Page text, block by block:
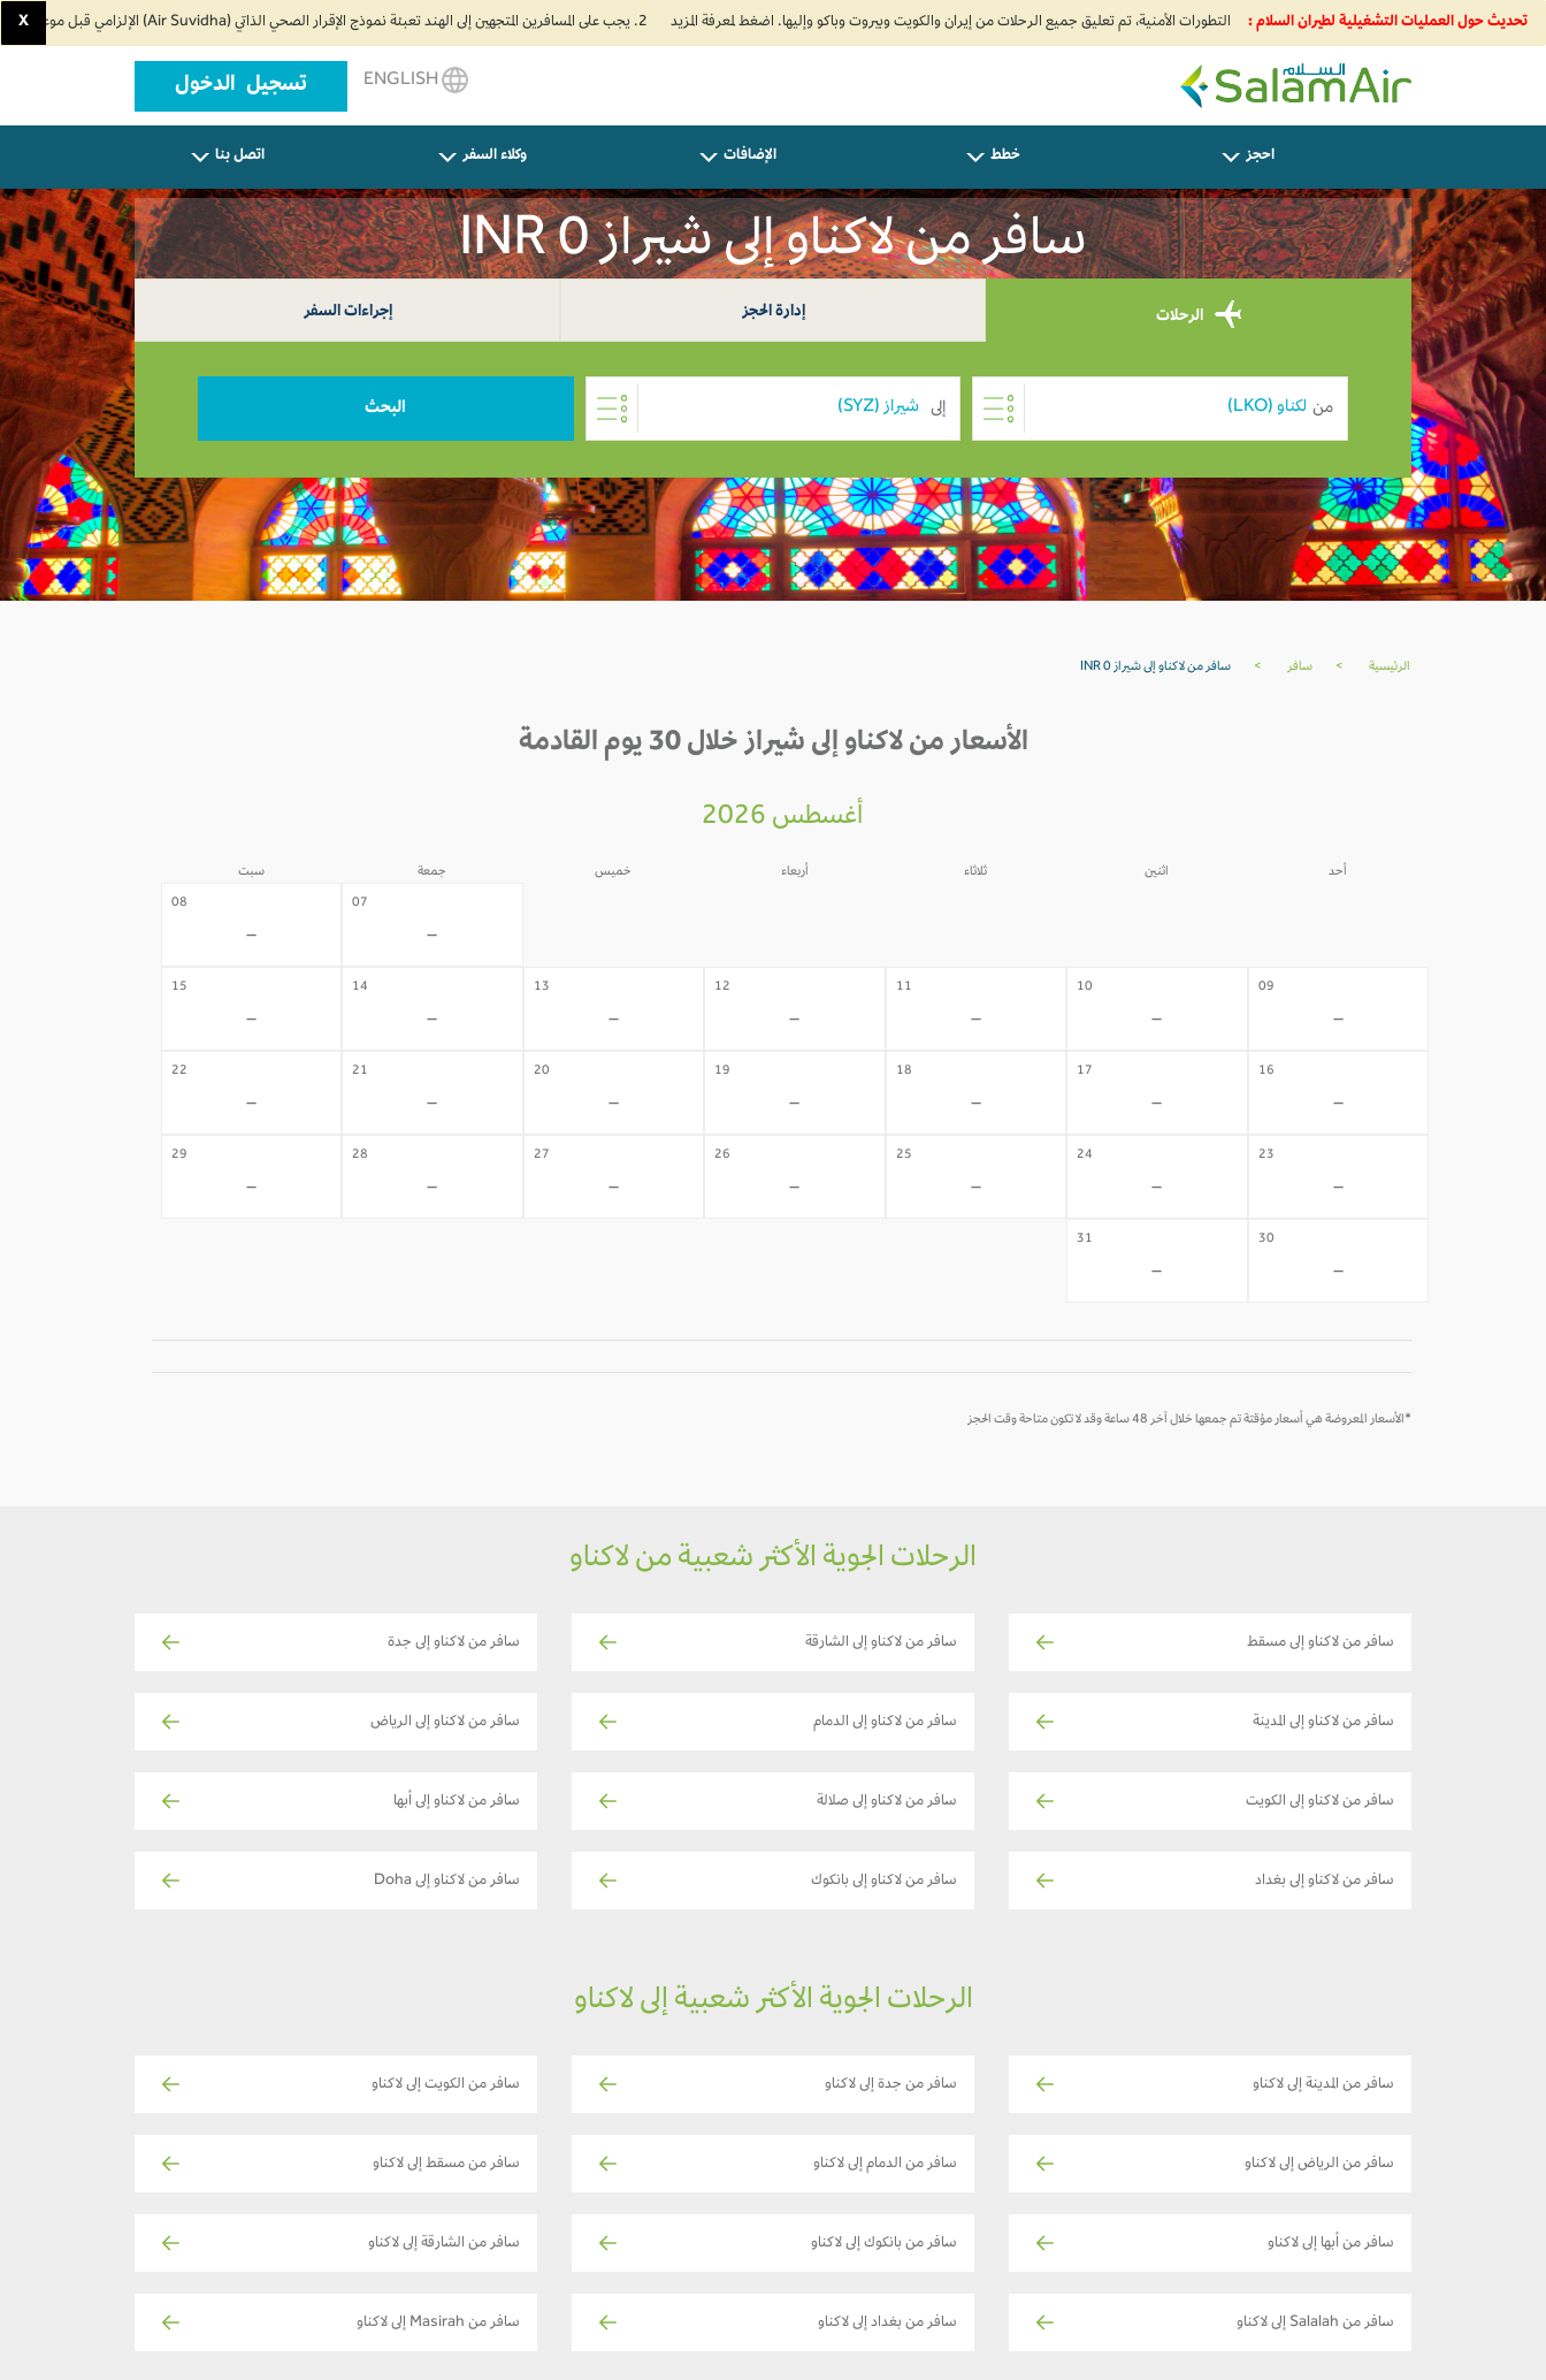
تحديث حول العمليات التشغيلية لطيران السلام : 2. يجب على المسافرين المتجهين إلى الهند تعبئة نموذج الإقرار الصحي الذاتي (Air Suvidha) الإلزامي قبل موعد الوصول بـ 24 ساعة على الأقل. اضغط هنا للدخول إلى بوابة Air Suvidha. X
SalamAir
تسجيل الدخول
احجز خطط الإضافات وكلاء السفر اتصل بنا
سافر من لاكناو إلى شيراز INR 0
الرحلات إدارة الحجز إجراءات السفر
من إلى البحث
الرئيسية > سافر > سافر من لاكناو إلى شيراز INR 0
الأسعار من لاكناو إلى شيراز خلال 30 يوم القادمة
أغسطس 2026
أحد اثنين ثلاثاء أربعاء خميس جمعة سبت
07
-
08
-
09
-
10
-
11
-
12
-
13
-
14
-
15
-
16
-
17
-
18
-
19
-
20
-
21
-
22
-
23
-
24
-
25
-
26
-
27
-
28
-
29
-
30
-
31
-
*الأسعار المعروضة هي أسعار مؤقتة تم جمعها خلال آخر 48 ساعة وقد لا تكون متاحة وقت الحجز
الرحلات الجوية الأكثر شعبية من لاكناو
سافر من لاكناو إلى مسقط سافر من لاكناو إلى الشارقة سافر من لاكناو إلى جدة
سافر من لاكناو إلى المدينة سافر من لاكناو إلى الدمام سافر من لاكناو إلى الرياض
سافر من لاكناو إلى الكويت سافر من لاكناو إلى صلالة سافر من لاكناو إلى أبها
سافر من لاكناو إلى بغداد سافر من لاكناو إلى بانكوك سافر من لاكناو إلى Doha
الرحلات الجوية الأكثر شعبية إلى لاكناو
سافر من المدينة إلى لاكناو سافر من جدة إلى لاكناو سافر من الكويت إلى لاكناو
سافر من الرياض إلى لاكناو سافر من الدمام إلى لاكناو سافر من مسقط إلى لاكناو
سافر من أبها إلى لاكناو سافر من بانكوك إلى لاكناو سافر من الشارقة إلى لاكناو
سافر من Salalah إلى لاكناو سافر من بغداد إلى لاكناو سافر من Masirah إلى لاكناو